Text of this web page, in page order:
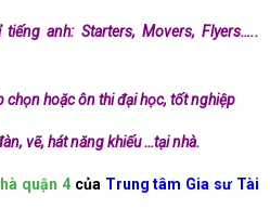
anh: Starters, Movers, Flyers…..
chọn hoặc ôn thi đại học, tốt nghiệp
vẽ, hát năng khiếu …tại nhà.
quận 4của Trung tâm Gia sư Tài